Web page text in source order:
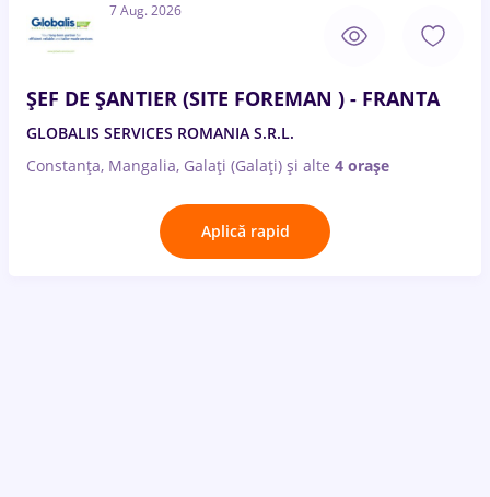
7 Aug. 2026
ȘEF DE ȘANTIER (SITE FOREMAN ) - FRANTA
GLOBALIS SERVICES ROMANIA S.R.L.
Constanța, Mangalia, Galați (Galați) și alte 4 orașe
Aplică rapid